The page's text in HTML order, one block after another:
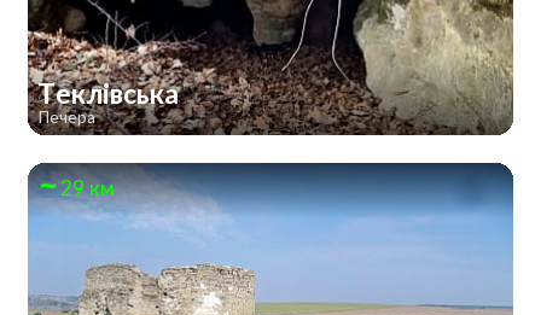
Теклівська
Печера
29 км